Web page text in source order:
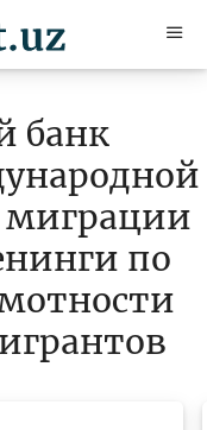
банк
миграции
по